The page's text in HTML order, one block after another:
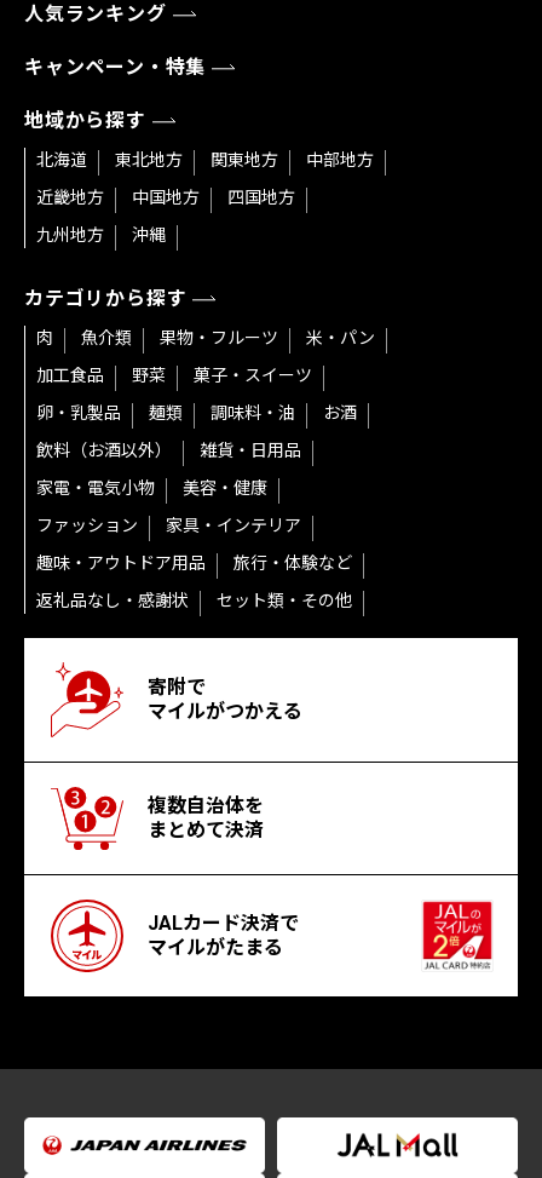
人気ランキング
キャンペーン・特集
地域から探す
北海道 東北地方 関東地方
中部地方
近畿地方
中国地方
四国地方
九州地方
沖縄
カテゴリから探す
肉 魚介類 果物・フルーツ
米・パン
加工食品
野菜
菓子・スイーツ
卵・乳製品
麺類 調味料・油
お酒
飲料（お酒以外）
雑貨・日用品
家電・電気小物
美容・健康
ファッション
家具・インテリア
趣味・アウトドア用品
旅行・体験など
返礼品なし・感謝状
セット類・その他
寄附で
マイルがつかえる
複数自治体を
まとめて決済
JALカード決済で
マイルがたまる